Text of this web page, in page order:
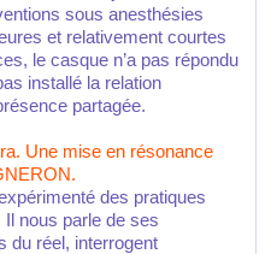
sous anesthésies
et relativement courtes
le casque n’a pas répondu
installé la relation
partagée.
Une mise en résonance
des pratiques
Il nous parle de ses
du réel, interrogent